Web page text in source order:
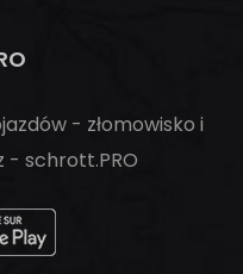
- złomowisko i
- schrott.PRO